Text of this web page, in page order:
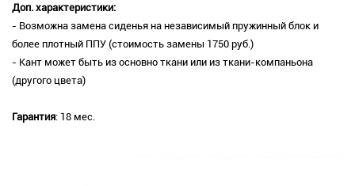
Доп. характеристики:
- Возможна замена сиденья на независимый пружинный блок и
более плотный ППУ (стоимость замены 1750 руб.)
- Кант может быть из основно ткани или из ткани-компаньона
(другого цвета)
Гарантия: 18 мес.